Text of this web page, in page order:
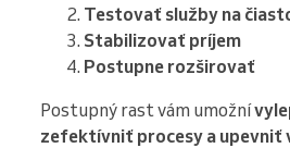
Testovať služby na
Stabilizovať príjem
Postupne rozširovať
Postupný rast vám umožní
zefektívniť procesy a upevniť